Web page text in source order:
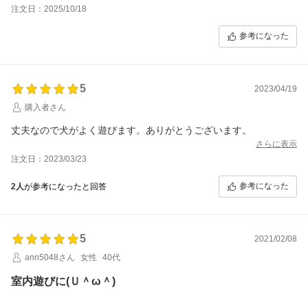
注文日：2025/10/18
参考になった
5
2023/04/19
購入者さん
丈夫なので犬がよく遊びます。ありがとうございます。
さらに表示
注文日：2023/03/23
2人が参考になったと回答 参考になった
5
2021/02/08
ann5048さん
女性 40代
室内遊びに(Ｕ＾ω＾)